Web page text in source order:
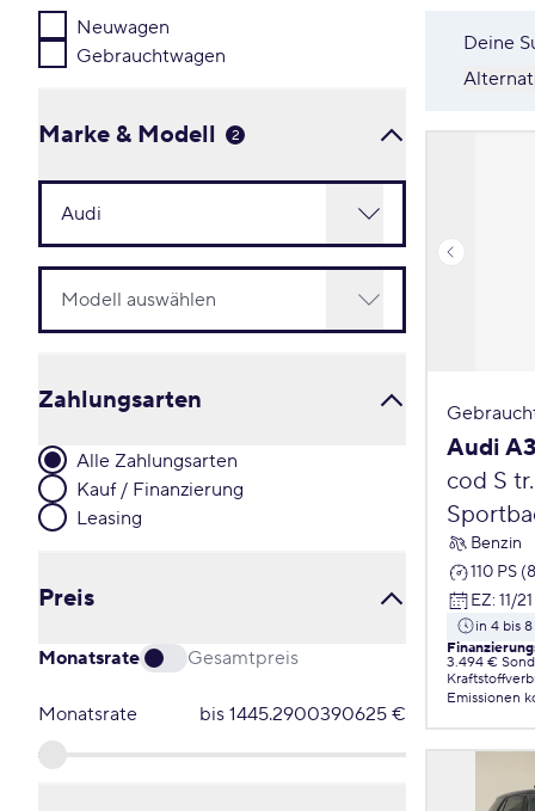
Neuwagen
Gebrauchtwagen
Marke & Modell 2
Zahlungsarten
Alle Zahlungsarten
Kauf / Finanzierung
Leasing
Preis
Monatsrate Gesamtpreis
Monatsrate bis 1445.2900390625 €
Deine
Audi A3
cod S
Benzin
110 PS
EZ: 11/21
in 4 bis
3.494 €
Emissionen